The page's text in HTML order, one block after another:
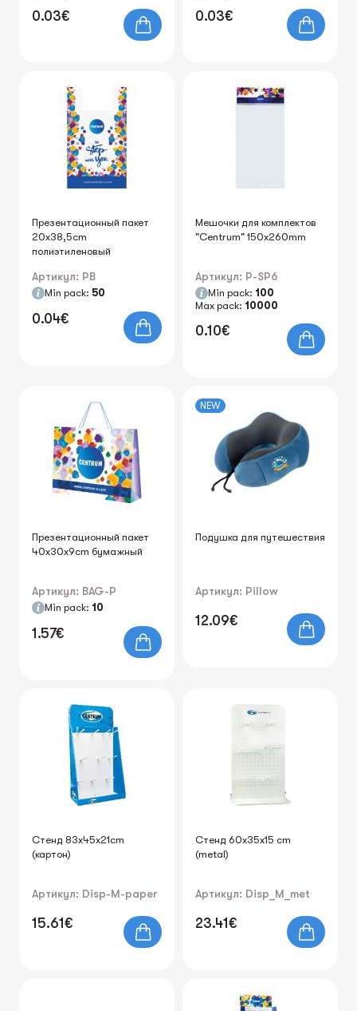
0.03€ 0.03€
Презентационный пакет
20x38,5cm
полиэтиленовый
Артикул: PB
Min pack: 50
0.04€
Мешочки для комплектов
"Centrum" 150x260mm
Артикул: P-SP6
Min pack: 100
Max pack: 10000
0.10€
Презентационный пакет
40x30x9cm бумажный
Артикул: BAG-P
Min pack: 10
1.57€
NEW
Подушка для путешествия
Артикул: Pillow
12.09€
Стенд 83x45x21cm
(картон)
Артикул: Disp-M-paper
15.61€
Стенд 60x35x15 cm
(metal)
Артикул: Disp_M_met
23.41€